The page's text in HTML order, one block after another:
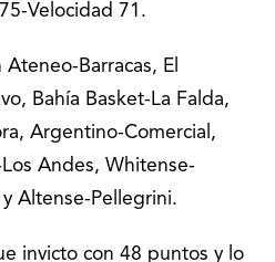
Velocidad 71.
Barracas, El
Bahía Basket-La Falda,
Argentino-Comercial,
Andes, Whitense-
Altense-Pellegrini.
invicto con 48 puntos y lo